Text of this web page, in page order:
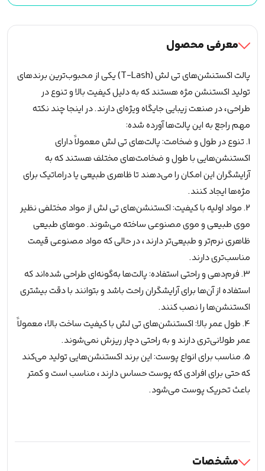
لش
MIX
0.07
عدد
معرفی محصول
پالت اکستنشن‌های تی لش (T-Lash) یکی از محبوب‌ترین برندهای
تولید اکستنشن مژه هستند که به دلیل کیفیت بالا و تنوع در
طراحی، در صنعت زیبایی جایگاه ویژه‌ای دارند. در اینجا چند نکته
مهم راجع به این پالت‌ها آورده شده:
1. تنوع در طول و ضخامت: پالت‌های تی لش معمولاً دارای
اکستنشن‌هایی با طول و ضخامت‌های مختلف هستند که به
آرایشگران این امکان را می‌دهند تا ظاهری طبیعی یا دراماتیک برای
مژه‌ها ایجاد کنند.
2. مواد اولیه با کیفیت: اکستنشن‌های تی لش از مواد مختلفی نظیر
موی طبیعی و موی مصنوعی ساخته می‌شوند. موهای طبیعی
ظاهری نرم‌تر و طبیعی‌تر دارند، در حالی که مواد مصنوعی قیمت
مناسب‌تری دارند.
3. فرم‌دهی و راحتی استفاده: پالت‌ها به‌گونه‌ای طراحی شده‌اند که
استفاده از آن‌ها برای آرایشگران راحت باشد و بتوانند با دقت بیشتری
اکستنشن‌ها را نصب کنند.
4. طول عمر بالا: اکستنشن‌های تی لش با کیفیت ساخت بالا، معمولاً
عمر طولانی‌تری دارند و به راحتی دچار ریزش نمی‌شوند.
5. مناسب برای انواع پوست: این برند اکستنشن‌هایی تولید می‌کند
که حتی برای افرادی که پوست حساس دارند، مناسب است و کمتر
باعث تحریک پوست می‌شود.
مشخصات